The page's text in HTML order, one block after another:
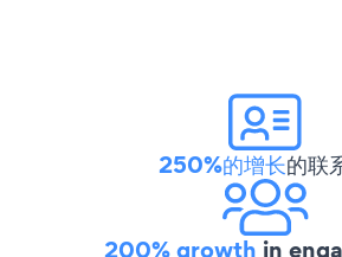
250%的增长的联
200% growth in